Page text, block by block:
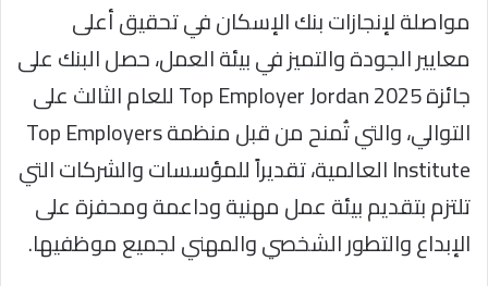
مواصلة لإنجازات بنك الإسكان في تحقيق أعلى
معايير الجودة والتميز في بيئة العمل، حصل البنك على
جائزة Top Employer Jordan 2025 للعام الثالث على
التوالي، والتي تُمنح من قبل منظمة Top Employers
Institute العالمية، تقديراً للمؤسسات والشركات التي
تلتزم بتقديم بيئة عمل مهنية وداعمة ومحفزة على
الإبداع والتطور الشخصي والمهني لجميع موظفيها.